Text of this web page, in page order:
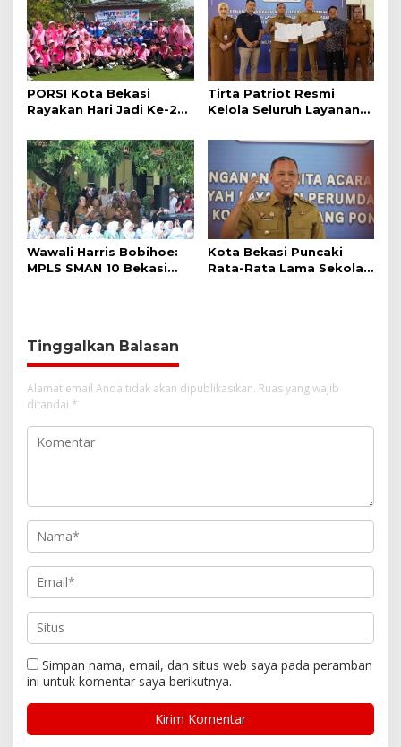
PORSI Kota Bekasi
Rayakan Hari Jadi Ke-2
Raga
Tirta Patriot Resmi
Kelola Seluruh Layanan
Bekasi, Wali Kota dan
Plt. Bupati Bekasi
Sepakat Utamakan
Pelayanan Warga.
Wawali Harris Bobihoe:
MPLS SMAN 10 Bekasi
Kota Bekasi Puncaki
Rata-Rata Lama Sekolah
Tinggalkan Balasan
Alamat email Anda tidak akan dipublikasikan. Ruas yang wajib
ditandai *
Simpan nama, email, dan situs web saya pada peramban
ini untuk komentar saya berikutnya.